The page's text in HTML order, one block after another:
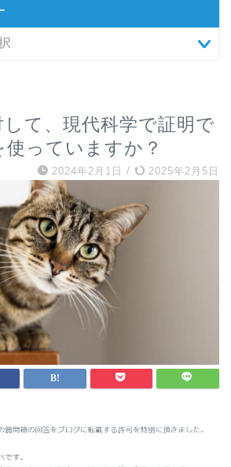
て、現代科学で証明で
使っていますか？
2024年2月1日 / 2025年2月5日